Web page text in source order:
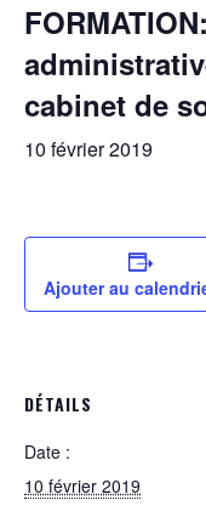
cabinet de
10 février 2019
Ajouter au
DÉTAILS
Date :
10 février 2019